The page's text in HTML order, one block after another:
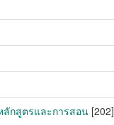
ลักสูตรและการสอน [202]